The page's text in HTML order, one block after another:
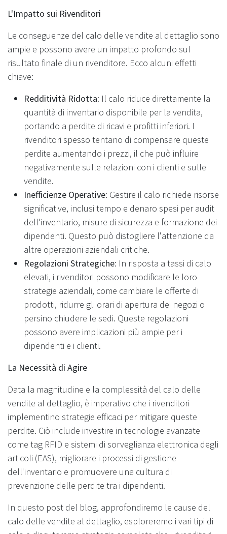
L'Impatto sui Rivenditori
Le conseguenze del calo delle vendite al dettaglio sono
ampie e possono avere un impatto profondo sul
risultato finale di un rivenditore. Ecco alcuni effetti
chiave:
Redditività Ridotta: Il calo riduce direttamente la
quantità di inventario disponibile per la vendita,
portando a perdite di ricavi e profitti inferiori. I
rivenditori spesso tentano di compensare queste
perdite aumentando i prezzi, il che può influire
negativamente sulle relazioni con i clienti e sulle
vendite.
Inefficienze Operative: Gestire il calo richiede risorse
significative, inclusi tempo e denaro spesi per audit
dell'inventario, misure di sicurezza e formazione dei
dipendenti. Questo può distogliere l'attenzione da
altre operazioni aziendali critiche.
Regolazioni Strategiche: In risposta a tassi di calo
elevati, i rivenditori possono modificare le loro
strategie aziendali, come cambiare le offerte di
prodotti, ridurre gli orari di apertura dei negozi o
persino chiudere le sedi. Queste regolazioni
possono avere implicazioni più ampie per i
dipendenti e i clienti.
La Necessità di Agire
Data la magnitudine e la complessità del calo delle
vendite al dettaglio, è imperativo che i rivenditori
implementino strategie efficaci per mitigare queste
perdite. Ciò include investire in tecnologie avanzate
come tag RFID e sistemi di sorveglianza elettronica degli
articoli (EAS), migliorare i processi di gestione
dell'inventario e promuovere una cultura di
prevenzione delle perdite tra i dipendenti.
In questo post del blog, approfondiremo le cause del
calo delle vendite al dettaglio, esploreremo i vari tipi di